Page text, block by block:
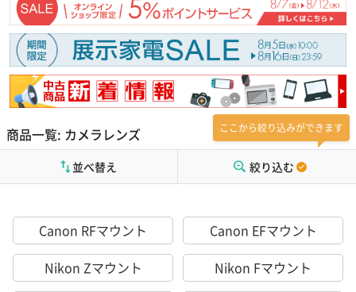
商品一覧: カメラレンズ ここから絞り込みができます
絞り込む
並べ替え
Canon RFマウント
Canon EFマウント
Nikon Zマウント
Nikon Fマウント